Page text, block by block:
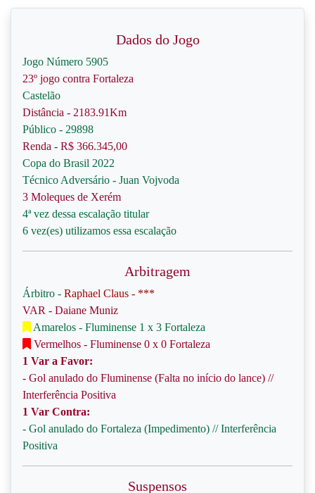
Dados do Jogo
Jogo Número 5905
23º jogo contra Fortaleza
Castelão
Distância - 2183.91Km
Público - 29898
Renda - R$ 366.345,00
Copa do Brasil 2022
Técnico Adversário - Juan Vojvoda
3 Moleques de Xerém
4ª vez dessa escalação titular
6 vez(es) utilizamos essa escalação
Arbitragem
Árbitro - Raphael Claus - ***
VAR - Daiane Muniz
Amarelos - Fluminense 1 x 3 Fortaleza
Vermelhos - Fluminense 0 x 0 Fortaleza
1 Var a Favor:
- Gol anulado do Fluminense (Falta no início do lance) //
Interferência Positiva
1 Var Contra:
- Gol anulado do Fortaleza (Impedimento) // Interferência
Positiva
Suspensos